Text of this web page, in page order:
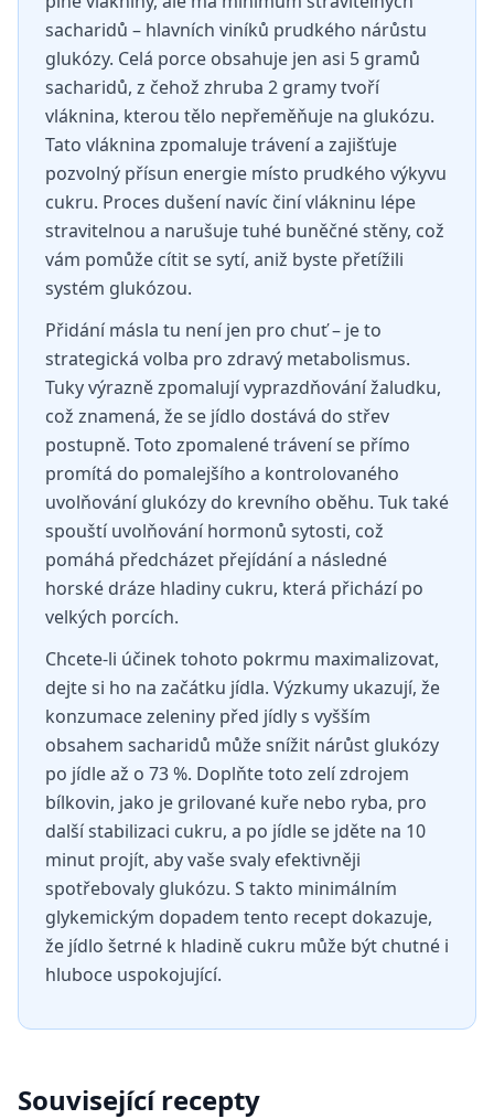
sacharidů – hlavních viníků prudkého nárůstu
glukózy. Celá porce obsahuje jen asi 5 gramů
sacharidů, z čehož zhruba 2 gramy tvoří
vláknina, kterou tělo nepřeměňuje na glukózu.
Tato vláknina zpomaluje trávení a zajišťuje
pozvolný přísun energie místo prudkého výkyvu
cukru. Proces dušení navíc činí vlákninu lépe
stravitelnou a narušuje tuhé buněčné stěny, což
vám pomůže cítit se sytí, aniž byste přetížili
systém glukózou.
Přidání másla tu není jen pro chuť – je to
strategická volba pro zdravý metabolismus.
Tuky výrazně zpomalují vyprazdňování žaludku,
což znamená, že se jídlo dostává do střev
postupně. Toto zpomalené trávení se přímo
promítá do pomalejšího a kontrolovaného
uvolňování glukózy do krevního oběhu. Tuk také
spouští uvolňování hormonů sytosti, což
pomáhá předcházet přejídání a následné
horské dráze hladiny cukru, která přichází po
velkých porcích.
Chcete-li účinek tohoto pokrmu maximalizovat,
dejte si ho na začátku jídla. Výzkumy ukazují, že
konzumace zeleniny před jídly s vyšším
obsahem sacharidů může snížit nárůst glukózy
po jídle až o 73 %. Doplňte toto zelí zdrojem
bílkovin, jako je grilované kuře nebo ryba, pro
další stabilizaci cukru, a po jídle se jděte na 10
minut projít, aby vaše svaly efektivněji
spotřebovaly glukózu. S takto minimálním
glykemickým dopadem tento recept dokazuje,
že jídlo šetrné k hladině cukru může být chutné i
hluboce uspokojující.
Související recepty